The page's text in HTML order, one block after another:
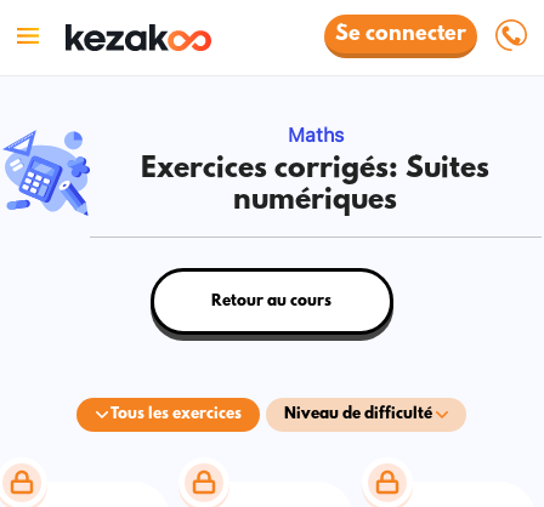
Se connecter
Maths
Exercices corrigés: Suites
numériques
Tous les exercices Niveau de difficulté
Retour au cours